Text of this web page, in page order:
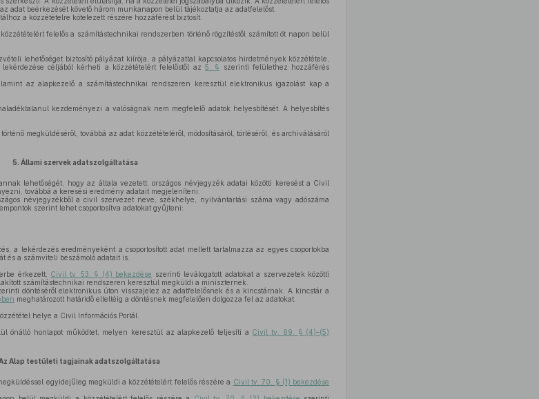
adat beérkezését követő három munkanapon belül tájékoztatja az adatfelelőst.
a közzétételre kötelezett részére hozzáférést biztosít.
felelős a számítástechnikai rendszerben történő rögzítéstől számított öt napon belül
lehetőséget biztosító pályázat kiírója, a pályázattal kapcsolatos hirdetmények közzététele,
céljából kérheti a közzétételért felelőstől az 5. §
szerinti felülethez hozzáférés
az alapkezelő a számítástechnikai rendszeren keresztül elektronikus igazolást kap a
kezdeményezi a valóságnak nem megfelelő adatok helyesbítését. A helyesbítés
megküldéséről, továbbá az adat közzétételéről, módosításáról, törléséről, és archiválásáról
5. Állami szervek adatszolgáltatása
lehetőségét, hogy az általa vezetett, országos névjegyzék adatai közötti keresést a Civil
továbbá a keresési eredmény adatait megjeleníteni.
névjegyzékből a civil szervezet neve, székhelye, nyilvántartási száma vagy adószáma
szerint lehet csoportosítva adatokat gyűjteni:
a lekérdezés eredményeként a csoportosított adat mellett tartalmazza az egyes csoportokba
és a számviteli beszámoló adatait is.
érkezett, Civil tv. 53. § (4) bekezdése szerinti leválogatott adatokat a szervezetek közötti
számítástechnikai rendszeren keresztül megküldi a miniszternek.
döntéséről elektronikus úton visszajelez az adatfelelősnek és a kincstárnak. A kincstár a
meghatározott határidő elteltéig a döntésnek megfelelően dolgozza fel az adatokat.
helye a Civil Információs Portál.
önálló honlapot működtet, melyen keresztül az alapkezelő teljesíti a Civil tv. 69. § (4)–(5)
Alap testületi tagjainak adatszolgáltatása
egyidejűleg megküldi a közzétételért felelős részére a Civil tv. 70. § (1) bekezdése